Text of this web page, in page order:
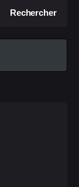
Rechercher